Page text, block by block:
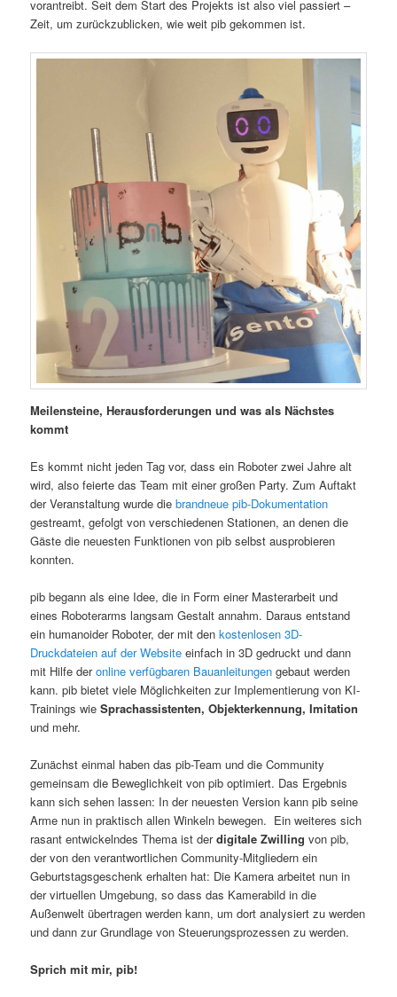
vorantreibt. Seit dem Start des Projekts ist also viel passiert –
Zeit, um zurückzublicken, wie weit pib gekommen ist.
Meilensteine, Herausforderungen und was als Nächstes
kommt
Es kommt nicht jeden Tag vor, dass ein Roboter zwei Jahre alt
wird, also feierte das Team mit einer großen Party. Zum Auftakt
der Veranstaltung wurde diebrandneue pib-Dokumentation
gestreamt, gefolgt von verschiedenen Stationen, an denen die
Gäste die neuesten Funktionen von pib selbst ausprobieren
konnten.
pib begann als eine Idee, die in Form einer Masterarbeit und
eines Roboterarms langsam Gestalt annahm. Daraus entstand
ein humanoider Roboter, der mit denkostenlosen 3D-
Druckdateien auf der Website einfach in 3D gedruckt und dann
mit Hilfe deronline verfügbaren Bauanleitungen gebaut werden
kann. pib bietet viele Möglichkeiten zur Implementierung von KI-
Trainings wieSprachassistenten, Objekterkennung, Imitation
und mehr.
Zunächst einmal haben das pib-Team und die Community
gemeinsam die Beweglichkeit von pib optimiert. Das Ergebnis
kann sich sehen lassen: In der neuesten Version kann pib seine
Arme nun in praktisch allen Winkeln bewegen. Ein weiteres sich
rasant entwickelndes Thema ist derdigitale Zwilling von pib,
der von den verantwortlichen Community-Mitgliedern ein
Geburtstagsgeschenk erhalten hat: Die Kamera arbeitet nun in
der virtuellen Umgebung, so dass das Kamerabild in die
Außenwelt übertragen werden kann, um dort analysiert zu werden
und dann zur Grundlage von Steuerungsprozessen zu werden.
Sprich mit mir, pib!